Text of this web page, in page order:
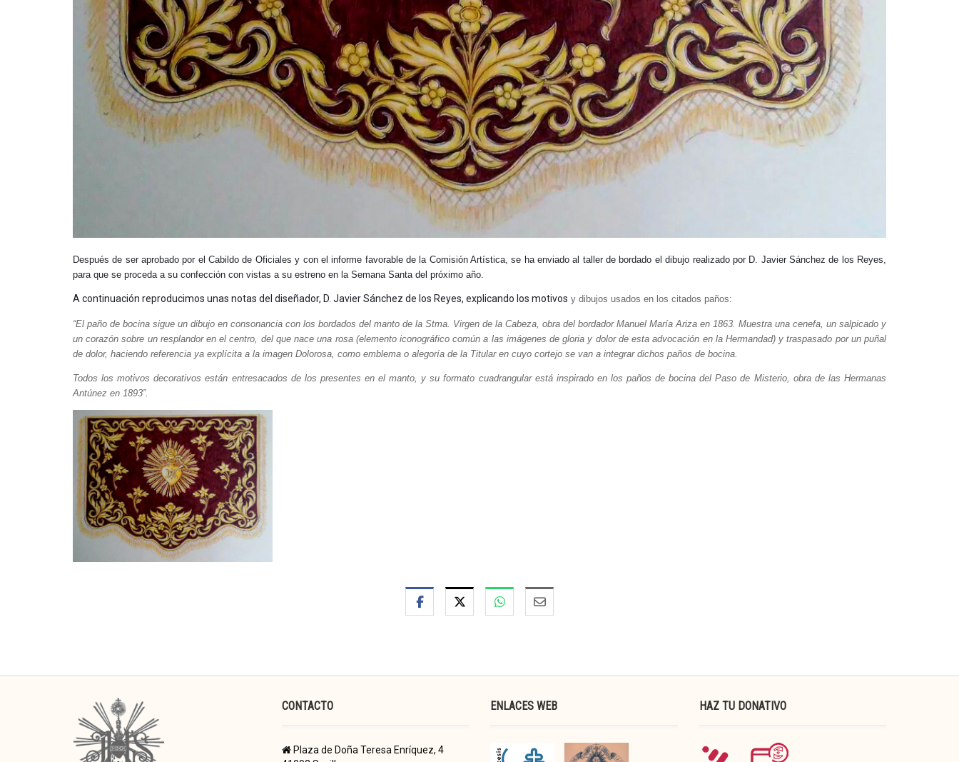
Después de ser aprobado por el Cabildo de Oficiales y con el informe favorable de la Comisión Artística, se ha enviado al taller de bordado el dibujo realizado por D. Javier Sánchez de los Reyes,
para que se proceda a su confección con vistas a su estreno en la Semana Santa del próximo año.
A continuación reproducimos unas notas del diseñador, D. Javier Sánchez de los Reyes, explicando los motivos y dibujos usados en los citados paños:
“El paño de bocina sigue un dibujo en consonancia con los bordados del manto de la Stma. Virgen de la Cabeza, obra del bordador Manuel María Ariza en 1863. Muestra una cenefa, un salpicado y
un corazón sobre un resplandor en el centro, del que nace una rosa (elemento iconográfico común a las imágenes de gloria y dolor de esta advocación en la Hermandad) y traspasado por un puñal
de dolor, haciendo referencia ya explícita a la imagen Dolorosa, como emblema o alegoría de la Titular en cuyo cortejo se van a integrar dichos paños de bocina.
Todos los motivos decorativos están entresacados de los presentes en el manto, y su formato cuadrangular está inspirado en los paños de bocina del Paso de Misterio, obra de las Hermanas
Antúnez en 1893”.
CONTACTO
Plaza de Doña Teresa Enríquez, 4
ENLACES WEB HAZ TU DONATIVO